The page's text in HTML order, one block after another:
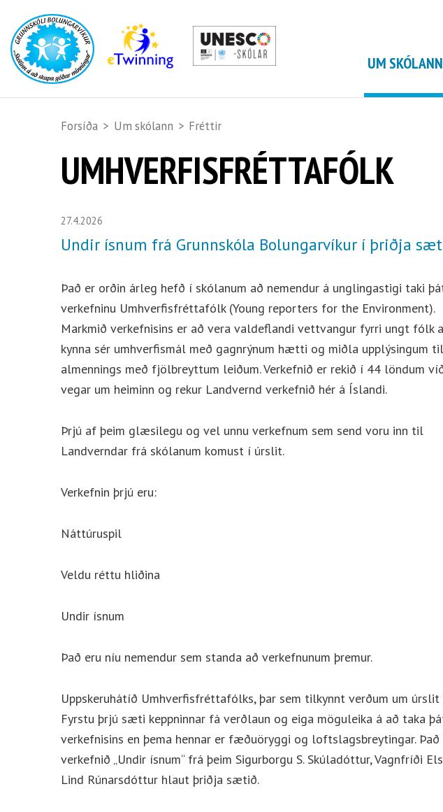
UMHVERFISFRÉTTAFÓLK
27.4.2026
Undir ísnum frá Grunnskóla Bolungarvíkur í þriðja
Það er orðin árleg hefð í skólanum að nemendur á unglingastigi taki
verkefninu Umhverfisfréttafólk (Young reporters for the Environment).
Markmið verkefnisins er að vera valdeflandi vettvangur fyrri ungt fólk
kynna sér umhverfismál með gagnrýnum hætti og miðla upplýsingum til
almennings með fjölbreyttum leiðum. Verkefnið er rekið í 44 löndum
vegar um heiminn og rekur Landvernd verkefnið hér á Íslandi.
Þrjú af þeim glæsilegu og vel unnu verkefnum sem send voru inn til
Landverndar frá skólanum komust í úrslit.
Verkefnin þrjú eru:
Náttúruspil
Veldu réttu hliðina
Undir ísnum
Það eru níu nemendur sem standa að verkefnunum þremur.
Uppskeruhátíð Umhverfisfréttafólks, þar sem tilkynnt verðum um
Fyrstu þrjú sæti keppninnar fá verðlaun og eiga möguleika á að taka
verkefnisins en þema hennar er fæðuöryggi og loftslagsbreytingar.
verkefnið „Undir ísnum“ frá þeim Sigurborgu S. Skúladóttur, Vagnfríði
Lind Rúnarsdóttur hlaut þriðja sætið.
Forsíða > Um skólann > Fréttir
UM SKÓLANN